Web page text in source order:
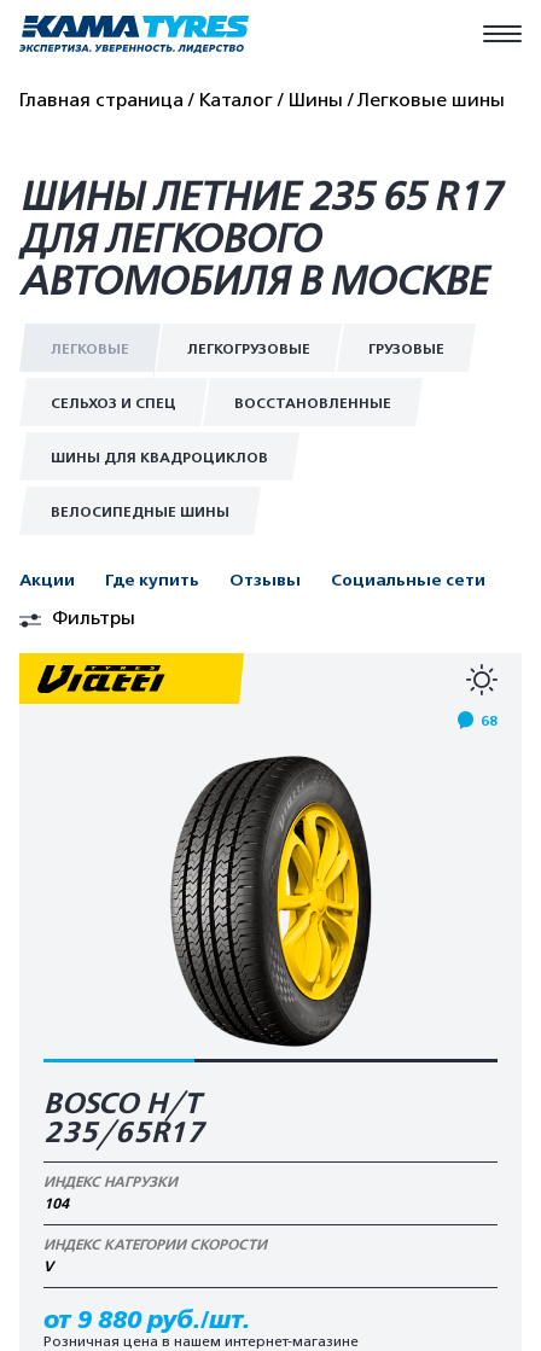
Главная страница Каталог Шины Легковые шины
ШИНЫ ЛЕТНИЕ 235 65 R17
ДЛЯ ЛЕГКОВОГО
АВТОМОБИЛЯ В МОСКВЕ
ЛЕГКОВЫЕ ЛЕГКОГРУЗОВЫЕ ГРУЗОВЫЕ
СЕЛЬХОЗ И СПЕЦ ВОССТАНОВЛЕННЫЕ
ШИНЫ ДЛЯ КВАДРОЦИКЛОВ
ВЕЛОСИПЕДНЫЕ ШИНЫ
Акции Где купить Отзывы Социальные сети
Фильтры
68
BOSCO H/T
235/65R17
ИНДЕКС НАГРУЗКИ
104
ИНДЕКС КАТЕГОРИИ СКОРОСТИ
V
от 9 880 руб./шт.
Розничная цена в нашем интернет-магазине